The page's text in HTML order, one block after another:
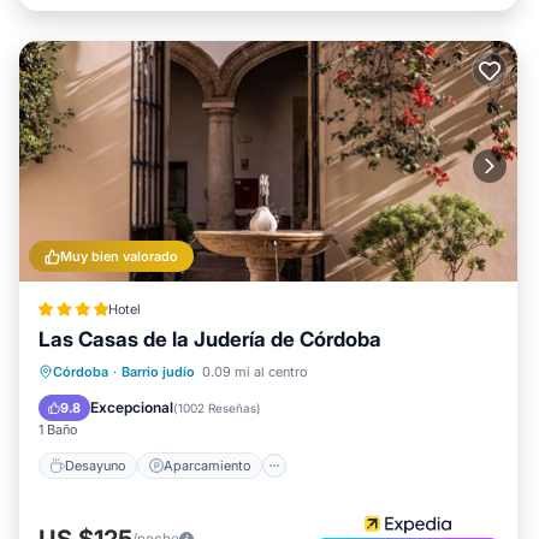
Muy bien valorado
Hotel
Las Casas de la Judería de Córdoba
Córdoba · Barrio judío 0.09 mi al centro
9.8 Excepcional(1002 Reseñas)
1 Baño
Desayuno Aparcamiento
Desayuno Aparcamiento
Balcón/Terraza